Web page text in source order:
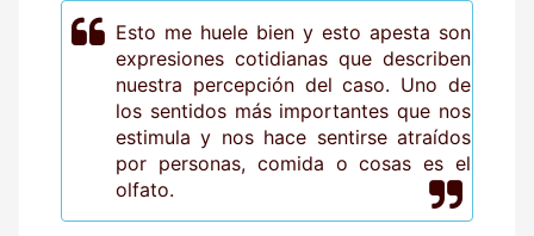
Esto me huele bien y esto apesta son
expresiones cotidianas que describen
nuestra percepción del caso. Uno de
los sentidos más importantes que nos
estimula y nos hace sentirse atraídos
por personas, comida o cosas es el
olfato.